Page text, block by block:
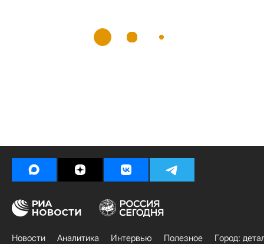
Новости Аналитика Интервью Полезное
Город: